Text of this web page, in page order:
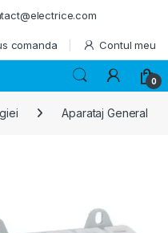
comanda Contul meu
0
Aparataj General